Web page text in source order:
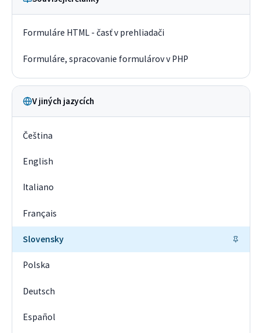
Formuláre HTML - časť v prehliadači
Formuláre, spracovanie formulárov v PHP
V jiných jazycích
Čeština
English
Italiano
Français
Slovensky
Polska
Deutsch
Español